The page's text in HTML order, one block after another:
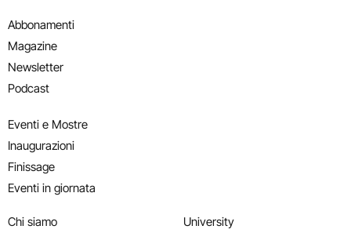
Abbonamenti
Magazine
Newsletter
Podcast
Eventi e Mostre
Inaugurazioni
Finissage
Eventi in giornata
Chi siamo
University